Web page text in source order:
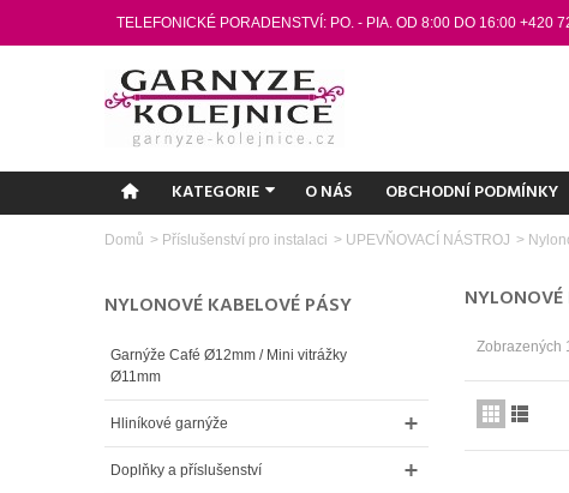
TELEFONICKÉ PORADENSTVÍ: PO. - PIA. OD 8:00 DO 16:00 +420
KATEGORIE O NÁS OBCHODNÍ PODMÍNKY
Domů > Příslušenství pro instalaci > UPEVŇOVACÍ NÁSTROJ >
NYLONOVÉ KABELOVÉ PÁSY
Garnýže Café Ø12mm / Mini vitrážky
Ø11mm
Hliníkové garnýže
Doplňky a příslušenství
Zobrazených